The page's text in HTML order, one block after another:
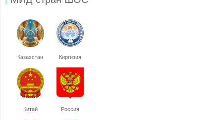
Казахстан Киргизия
Китай Россия